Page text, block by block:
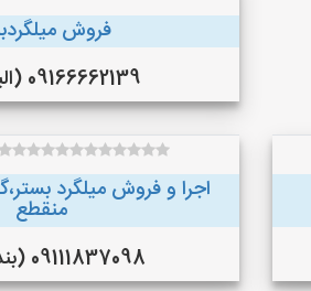
فروش
09166662139 (الیگودرز )
اجرا و فروش میلگرد
منقطع
09111837098 (بندر انزلی)